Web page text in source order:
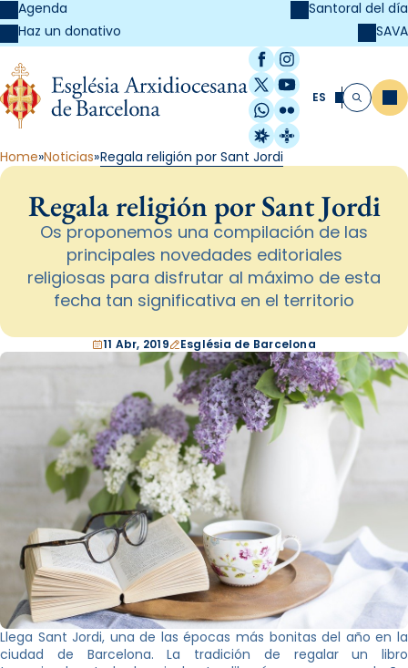
Agenda
Haz un donativo
Santoral del día
SAVA
Facebook
Instagram
X / Twitter
YouTube
WhatsApp
Flickr
Radio Estel
Catalunya
ES Buscar
Home Noticias Regala religión por Sant Jordi
Regala religión por Sant Jordi
Os proponemos una compilación de las
principales novedades editoriales
religiosas para disfrutar al máximo de esta
fecha tan significativa en el territorio
11 Abr, 2019 Església de Barcelona
Llega Sant Jordi, una de las épocas más bonitas del año en la
ciudad de Barcelona. La tradición de regalar un libro